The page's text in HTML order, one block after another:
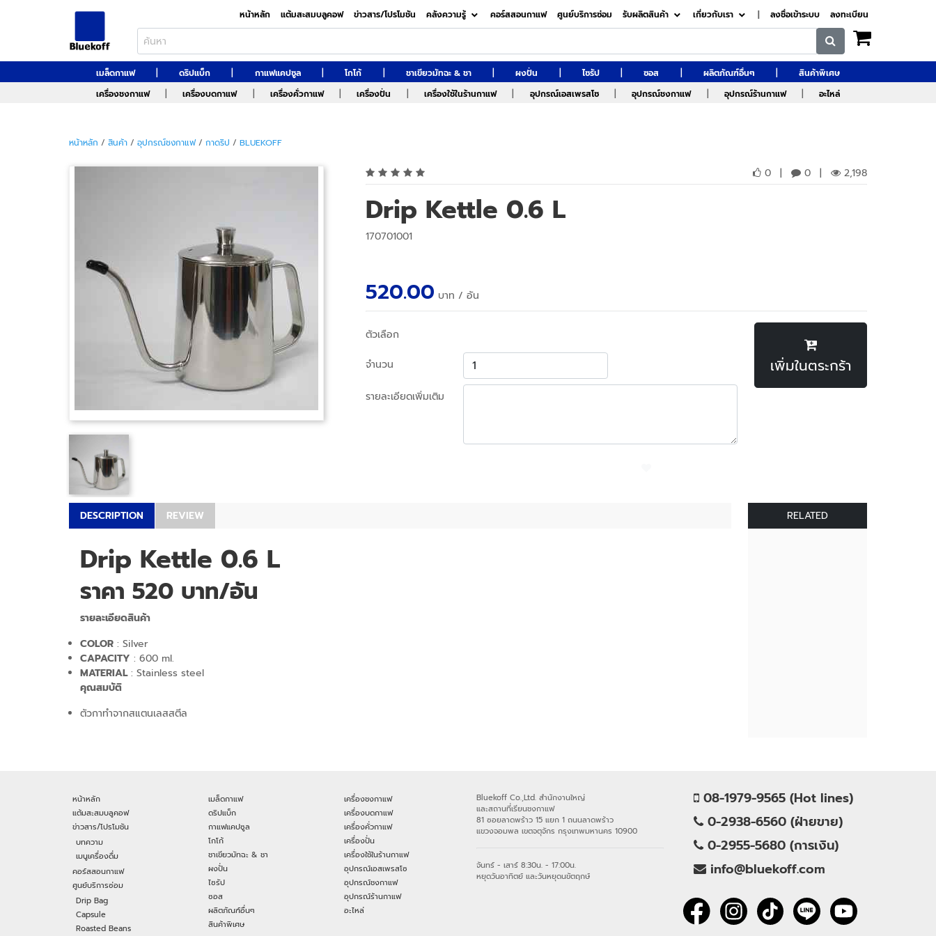
หน้าหลัก แต้มสะสมบลูคอฟ ข่าวสาร/โปรโมชัน คลังความรู้ คอร์สสอนกาแฟ ศูนย์บริการซ่อม รับผลิตสินค้า เกี่ยวกับเรา | ลงชื่อเข้าระบบ ลงทะเบียน
เมล็ดกาแฟ | ดริปแบ็ก | กาแฟแคปซูล | โกโก้ | ชาเขียวมัทฉะ & ชา | ผงปั่น | ไซรัป | ซอส | ผลิตภัณฑ์อื่นๆ |
สินค้าพิเศษ
เครื่องชงกาแฟ
| เครื่องบดกาแฟ | เครื่องคั่วกาแฟ | เครื่องปั่น | เครื่องใช้ในร้านกาแฟ | อุปกรณ์เอสเพรสโซ | อุปกรณ์ชงกาแฟ | อุปกรณ์ร้านกาแฟ | อะไหล่
หน้าหลัก / สินค้า / อุปกรณ์ชงกาแฟ/ กาดริป / BLUEKOFF
0 | 0 | 2,198
Drip Kettle 0.6 L
170701001
520.00 บาท / อัน
ตัวเลือก
จำนวน
รายละเอียดเพิ่มเติม
เพิ่มในตระกร้า
DESCRIPTION REVIEW
Drip Kettle 0.6 L
ราคา 520 บาท/อัน
รายละเอียดสินค้า
COLOR : Silver
CAPACITY : 600 ml.
MATERIAL: Stainless steel
คุณสมบัติ
ตัวกาทำจากสแตนเลสสตีล
RELATED
หน้าหลัก
แต้มสะสมบลูคอฟ
ข่าวสาร/โปรโมชัน
บทความ
เมนูเครื่องดื่ม
คอร์สสอนกาแฟ
ศูนย์บริการซ่อม
Drip Bag
Capsule
Roasted Beans
เมล็ดกาแฟ
ดริปแบ็ก
กาแฟแคปซูล
โกโก้
ชาเขียวมัทฉะ & ชา
ผงปั่น
ไซรัป
ซอส
ผลิตภัณฑ์อื่นๆ
สินค้าพิเศษ
เครื่องชงกาแฟ
เครื่องบดกาแฟ
เครื่องคั่วกาแฟ
เครื่องปั่น
เครื่องใช้ในร้านกาแฟ
อุปกรณ์เอสเพรสโซ
อุปกรณ์ชงกาแฟ
อุปกรณ์ร้านกาแฟ
อะไหล่
Bluekoff Co.,Ltd. สำนักงานใหญ่
และสถานที่เรียนชงกาแฟ
81 ซอยลาดพร้าว 15 แยก 1 ถนนลาดพร้าว
แขวงจอมพล เขตจตุจักร กรุงเทพมหานคร 10900
จันทร์ - เสาร์ 8:30น. - 17:00น.
หยุดวันอาทิตย์ และวันหยุดนขัตฤกษ์
08-1979-9565 (Hot lines)
0-2938-6560 (ฝ่ายขาย)
0-2955-5680 (การเงิน)
info@bluekoff.com